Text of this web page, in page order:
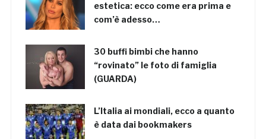
estetica: ecco come era prima e
com’è adesso…
30 buffi bimbi che hanno
“rovinato” le foto di famiglia
(GUARDA)
L’Italia ai mondiali, ecco a quanto
è data dai bookmakers